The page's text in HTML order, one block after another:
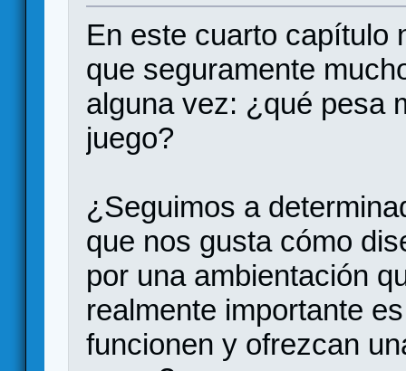
En este cuarto capítulo
que seguramente
alguna vez: ¿qué pesa
juego?
¿Seguimos a
que nos gusta cómo
por una ambientación
realmente importante
funcionen y ofrezcan